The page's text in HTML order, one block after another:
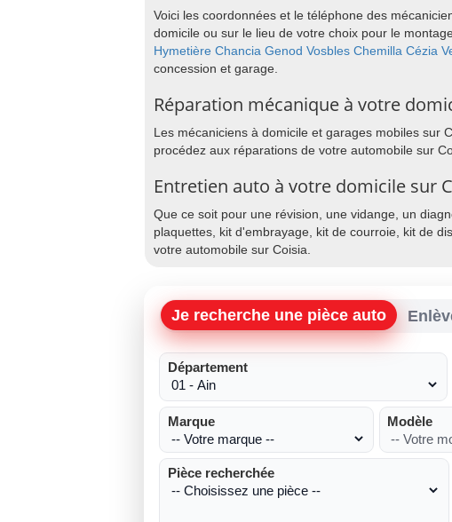
Voici les coordonnées et le téléphone des
domicile ou sur le lieu de votre choix pour le
Hymetière Chancia Genod Vosbles Chemilla Cézia
concession et garage.
Réparation mécanique à votre
Les mécaniciens à domicile et garages mobiles sur
procédez aux réparations de votre automobile sur
Entretien auto à votre domicile sur
Que ce soit pour une révision, une vidange, un
plaquettes, kit d'embrayage, kit de courroie, kit de
votre automobile sur Coisia.
Je recherche une pièce auto
Département
Marque Modèle
Pièce recherchée